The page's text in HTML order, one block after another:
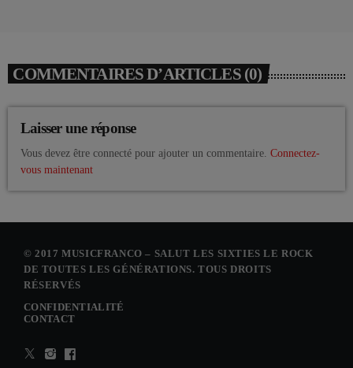
COMMENTAIRES D’ARTICLES (0)
Laisser une réponse
Vous devez être connecté pour ajouter un commentaire. Connectez-
vous maintenant
© 2017 MUSICFRANCO – SALUT LES SIXTIES LE ROCK
DE TOUTES LES GÉNÉRATIONS. TOUS DROITS
RÉSERVÉS
CONFIDENTIALITÉ
CONTACT